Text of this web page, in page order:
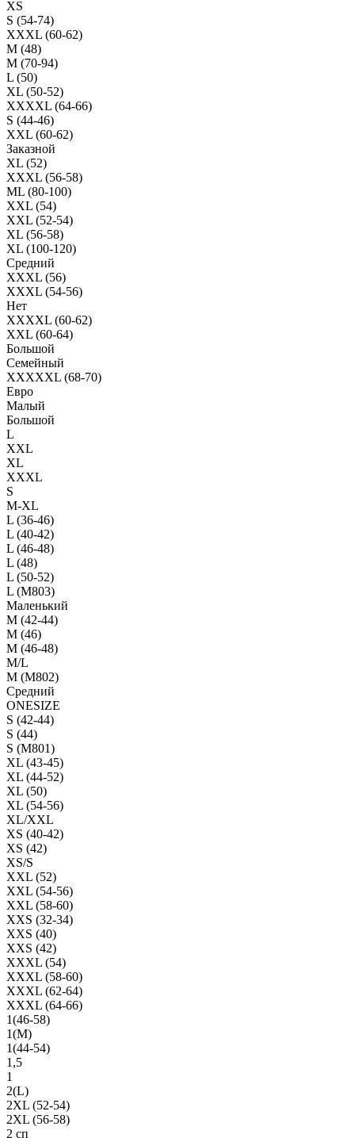
XS
S (54-74)
XXXL (60-62)
M (48)
M (70-94)
L (50)
XL (50-52)
XXXXL (64-66)
S (44-46)
XXL (60-62)
Заказной
XL (52)
XXXL (56-58)
ML (80-100)
XXL (54)
XXL (52-54)
XL (56-58)
XL (100-120)
Средний
XXXL (56)
XXXL (54-56)
Нет
XXXXL (60-62)
XXL (60-64)
Большой
Семейный
XXXXXL (68-70)
Евро
Малый
Большой
L
XXL
XL
XXXL
S
M-XL
L (36-46)
L (40-42)
L (46-48)
L (48)
L (50-52)
L (M803)
Маленький
М (42-44)
M (46)
M (46-48)
M/L
M (M802)
Средний
ONESIZE
S (42-44)
S (44)
S (M801)
XL (43-45)
XL (44-52)
XL (50)
XL (54-56)
XL/XXL
XS (40-42)
XS (42)
XS/S
XXL (52)
XXL (54-56)
XXL (58-60)
XXS (32-34)
XXS (40)
XXS (42)
XXXL (54)
XXXL (58-60)
XXXL (62-64)
XXXL (64-66)
1(46-58)
1(М)
1(44-54)
1,5
1
2(L)
2XL (52-54)
2XL (56-58)
2 сп